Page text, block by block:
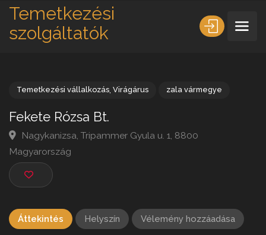
Temetkezési
szolgáltatók
Fekete Rózsa Bt.
Nagykanizsa, Tripammer Gyula u. 1, 8800
Magyarország
Áttekintés Helyszín Vélemény hozzáadása